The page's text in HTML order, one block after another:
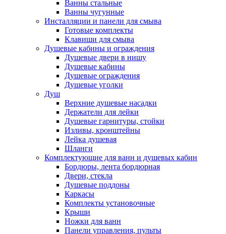
Ванны стальные
Ванны чугунные
Инсталляции и панели для смыва
Готовые комплекты
Клавиши для смыва
Душевые кабины и ограждения
Душевые двери в нишу
Душевые кабины
Душевые ограждения
Душевые уголки
Душ
Верхние душевые насадки
Держатели для лейки
Душевые гарнитуры, стойки
Изливы, кронштейны
Лейка душевая
Шланги
Комплектующие для ванн и душевых кабин
Бордюры, лента бордюрная
Двери, стекла
Душевые поддоны
Каркасы
Комплекты установочные
Крыши
Ножки для ванн
Панели управления, пульты